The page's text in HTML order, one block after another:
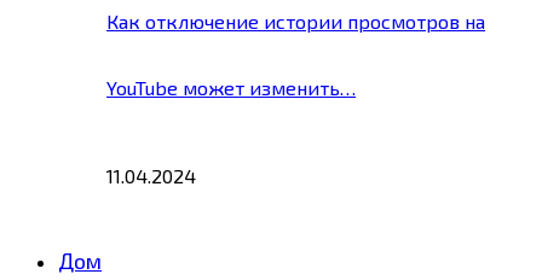
Как отключение истории просмотров на
YouTube может изменить…
11.04.2024
Дом